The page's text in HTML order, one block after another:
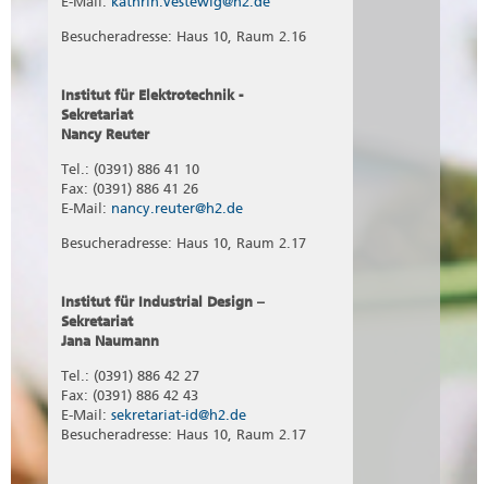
Besucheradresse: Haus 10, Raum 2.16
Institut für Elektrotechnik -
Sekretariat
Nancy Reuter
Tel.: (0391) 886 41 10
Fax: (0391) 886 41 26
E-Mail: nancy.reuter@h2.de
Besucheradresse: Haus 10, Raum 2.17
Institut für Industrial Design –
Sekretariat
Jana Naumann
Tel.: (0391) 886 42 27
Fax: (0391) 886 42 43
E-Mail: sekretariat-id@h2.de
Besucheradresse: Haus 10, Raum 2.17